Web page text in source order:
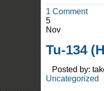
1 Comment
5
Nov
Tu-134
Posted by:
Uncategorized